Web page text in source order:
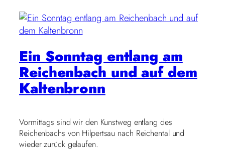
Ein Sonntag entlang am
Reichenbach und auf dem
Kaltenbronn
Vormittags sind wir den Kunstweg entlang des
Reichenbachs von Hilpertsau nach Reichental und
wieder zurück gelaufen.